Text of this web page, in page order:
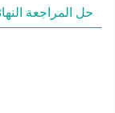
حل المراجعة